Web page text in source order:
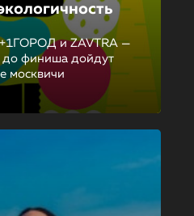
и ZAVTRA —
до финиша дойдут
москвичи